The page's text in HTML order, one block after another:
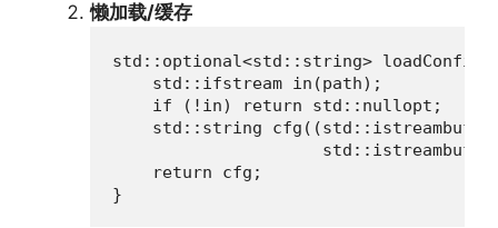
懒加载/缓存
std::optional<std::string>
    std::ifstream in(path);
    if (!in) return std::nullopt;
std::string
    return cfg;
}